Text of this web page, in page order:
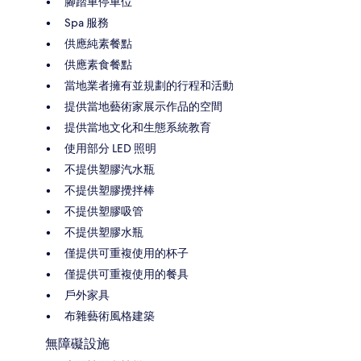
Spa 服務
供應純素餐點
供應素食餐點
當地業者擁有並規劃的行程和活動
提供當地藝術家展示作品的空間
提供當地文化和生態系統教育
使用部分 LED 照明
不提供塑膠汽水瓶
不提供塑膠攪拌棒
不提供塑膠吸管
不提供塑膠水瓶
僅提供可重複使用的杯子
僅提供可重複使用的餐具
戶外家具
布雜藝術風格建築
無障礙設施